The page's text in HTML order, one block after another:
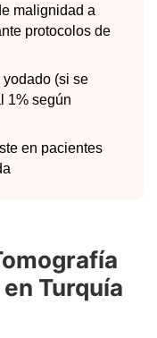
malignidad a
protocolos de
(si se
1% según
en pacientes
Turquía